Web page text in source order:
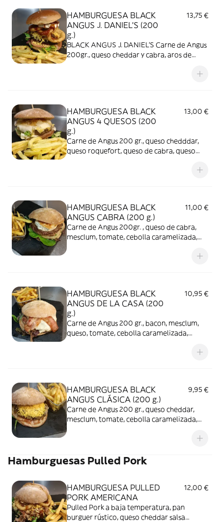
HAMBURGUESA BLACK
ANGUS J. DANIEL’S (200
g.)
13,75 €
BLACK ANGUS J. DANIEL’S Carne de Angus
200gr., queso cheddar y cabra, aros de
HAMBURGUESA BLACK
ANGUS 4 QUESOS (200
g.)
13,00 €
Carne de Angus 200 gr., queso chedddar,
queso roquefort, queso de cabra, queso
HAMBURGUESA BLACK
ANGUS CABRA (200 g.)
11,00 €
Carne de Angus 200gr. , queso de cabra,
mesclum, tomate, cebolla caramelizada,
HAMBURGUESA BLACK
ANGUS DE LA CASA (200
g.)
10,95 €
Carne de Angus 200 gr., bacon, mesclum,
queso, tomate, cebolla caramelizada,
HAMBURGUESA BLACK
ANGUS CLÁSICA (200 g.)
9,95 €
Carne de Angus 200 gr., queso cheddar,
mesclum, tomate, cebolla caramelizada,
Hamburguesas Pulled Pork
HAMBURGUESA PULLED
PORK AMERICANA
12,00 €
Pulled Pork a baja temperatura, pan
burguer rústico, queso cheddar salsa